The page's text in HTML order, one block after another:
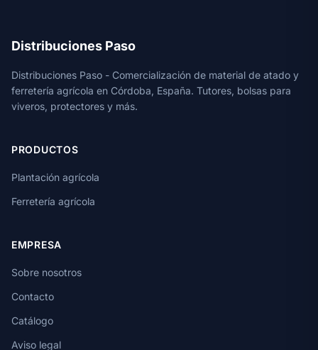
Distribuciones Paso
Distribuciones Paso - Comercialización de material de atado y
ferretería agrícola en Córdoba, España. Tutores, bolsas para
viveros, protectores y más.
PRODUCTOS
Plantación agrícola
Ferretería agrícola
EMPRESA
Sobre nosotros
Contacto
Catálogo
Aviso legal